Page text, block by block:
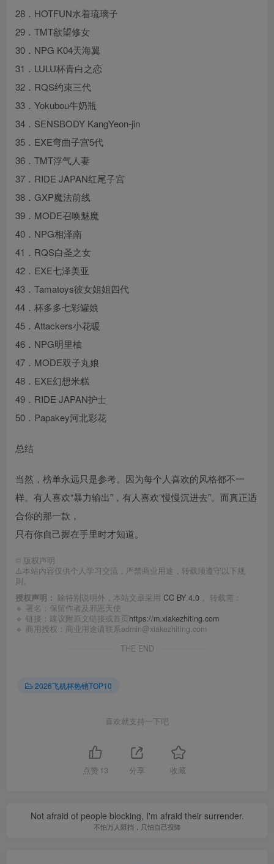
28．HOTFUN水着琉璃子
29．TMT欲望修女
30．NPG K04天海翼
31．LULU杯青白之恋
32．RQS约束三代
33．Yokubou牛奶瓶
34．SENSBODY KangYeon-jin
35．EXE弯曲子宫5代
36．TMT浮气人妻
37．RIDE JAPAN红尾子宫
38．GXP魔法前线
39．MODE召唤魅魔
40．NPG相泽南
41．RQS白圣之女
42．EXE七泽美亚
43．Tamatoys彼女姐姐四代
44．杯多多七彩罐娘
45．Attackers小花暖
46．NPG明里柚
47．MODE双子丸娘
48．EXE幻想米糕
49．RIDE JAPAN护士
50．Papakey河北彩花
总结
当然，榜单永远只是参考。因为每个人喜欢的风格都不一
样。有人喜欢“暴力输出”，有人喜欢“慢慢沉进去”。而真正适
合你的那一款，
只有你自己握在手里时才知道。
© 版权声明
⚠️本站内容仅供个人学习交流，严禁商业用途，转载须遵守以下规
则。
授权声明： 除特别说明外，本站文章采用 CC BY 4.0 ， 转载需：
🔹 署名：保留作者及 邪恶天使
🔹 链接：建议附原文链接或首页https://m.xiakezhiting.com
🔹 商用授权：商业用途请联系admin@xiakezhiting.com
THE END
2026飞机杯热销TOP10
喜欢就支持一下吧
点赞 13 分享 收藏
Not afraid of people blocking, I'm afraid their surrender.
不怕万人阻挡，只怕自己投降